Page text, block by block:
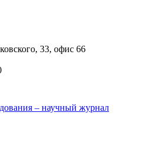
33, офис 66